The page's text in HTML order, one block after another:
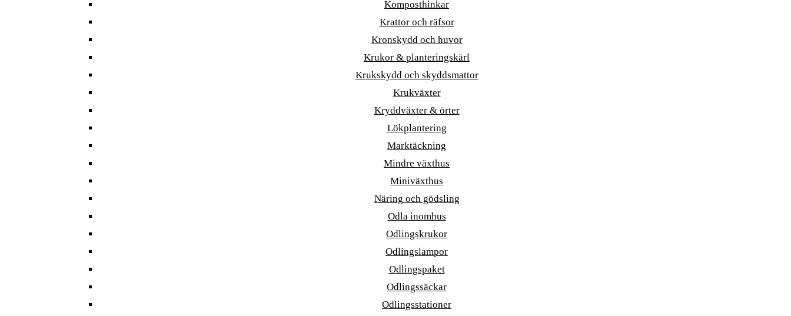
Komposthinkar
Krattor och räfsor
Kronskydd och huvor
Krukor & planteringskärl
Krukskydd och skyddsmattor
Krukväxter
Kryddväxter & örter
Lökplantering
Marktäckning
Mindre växthus
Miniväxthus
Näring och gödsling
Odla inomhus
Odlingskrukor
Odlingslampor
Odlingspaket
Odlingssäckar
Odlingsstationer